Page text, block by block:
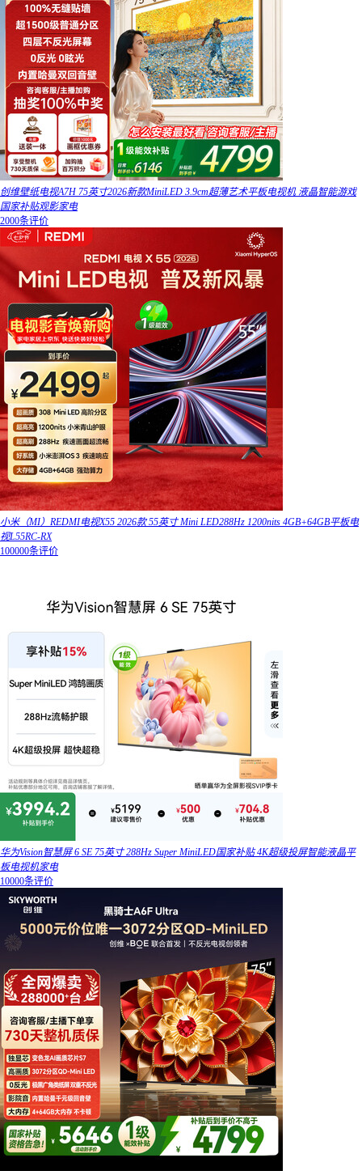
创维壁纸电视A7H 75英寸2026新款MiniLED 3.9cm超薄艺术平板电视机 液晶智能游戏
国家补贴观影家电
2000条评价
小米（MI）REDMI电视X55 2026款 55英寸 Mini LED288Hz 1200nits 4GB+64GB平板电
视L55RC-RX
100000条评价
华为Vision智慧屏 6 SE 75英寸 288Hz Super MiniLED国家补贴 4K超级投屏智能液晶平
板电视机家电
10000条评价